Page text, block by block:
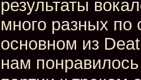
результаты
много разных по
основном из
нам